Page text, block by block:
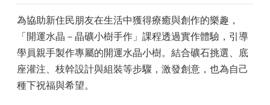
為協助新住民朋友在生活中獲得療癒與創作的樂趣，
「開運水晶－晶礦小樹手作」課程透過實作體驗，引導
學員親手製作專屬的開運水晶小樹。結合礦石挑選、底
座灌注、枝幹設計與組裝等步驟，激發創意，也為自己
種下祝福與希望。